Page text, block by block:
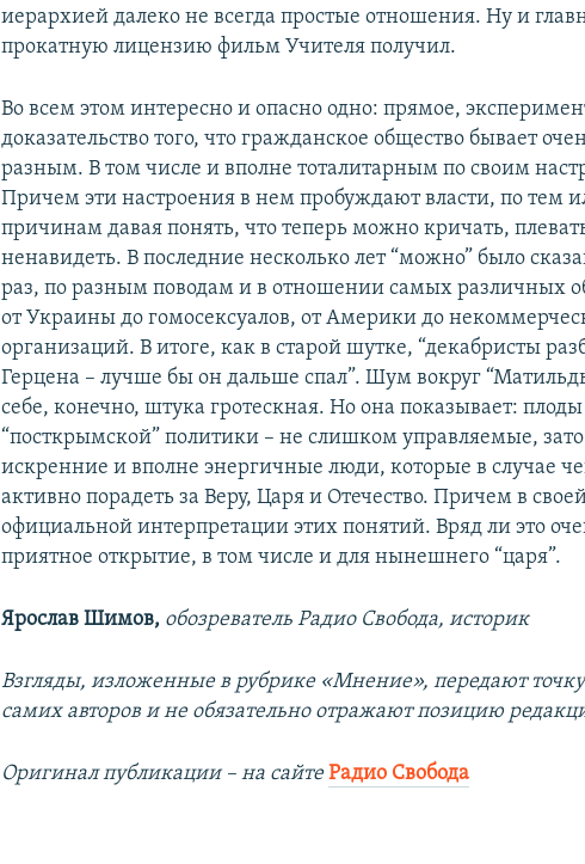
иерархией далеко не всегда простые отношения. Ну и
прокатную лицензию фильм Учителя получил.
Во всем этом интересно и опасно одно: прямое,
доказательство того, что гражданское общество бывает
разным. В том числе и вполне тоталитарным по своим
Причем эти настроения в нем пробуждают власти, по тем
причинам давая понять, что теперь можно кричать,
ненавидеть. В последние несколько лет “можно” было
раз, по разным поводам и в отношении самых различных
от Украины до гомосексуалов, от Америки до
организаций. В итоге, как в старой шутке, “декабристы
Герцена – лучше бы он дальше спал”. Шум вокруг
себе, конечно, штука гротескная. Но она показывает: плоды
“посткрымской” политики – не слишком управляемые,
искренние и вполне энергичные люди, которые в случае
активно порадеть за Веру, Царя и Отечество. Причем в
официальной интерпретации этих понятий. Вряд ли это
приятное открытие, в том числе и для нынешнего “царя”.
Ярослав Шимов, обозреватель Радио Свобода, историк
Взгляды, изложенные в рубрике «Мнение», передают
самих авторов и не обязательно отражают позицию
Оригинал публикации – на сайте Радио Свобода